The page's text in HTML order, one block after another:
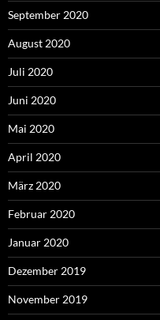
September 2020
August 2020
Juli 2020
Juni 2020
Mai 2020
April 2020
März 2020
Februar 2020
Januar 2020
Dezember 2019
November 2019